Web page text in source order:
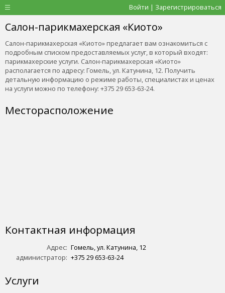
Войти | Зарегистрироваться
Салон-парикмахерская «Киото»
Салон-парикмахерская «Киото» предлагает вам ознакомиться с
подробным списком предоставляемых услуг, в который входят:
парикмахерские услуги. Салон-парикмахерская «Киото»
располагается по адресу: Гомель, ул. Катунина, 12. Получить
детальную информацию о режиме работы, специалистах и ценах
на услуги можно по телефону: +375 29 653-63-24.
Месторасположение
Контактная информация
Адрес: Гомель, ул. Катунина, 12
администратор: +375 29 653-63-24
Услуги